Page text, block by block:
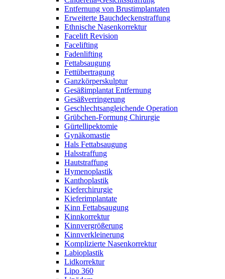
Entfernung von Brustimplantaten
Erweiterte Bauchdeckenstraffung
Ethnische Nasenkorrektur
Facelift Revision
Facelifting
Fadenlifting
Fettabsaugung
Fettübertragung
Ganzkörperskulptur
Gesäßimplantat Entfernung
Gesäßverringerung
Geschlechtsangleichende Operation
Grübchen-Formung Chirurgie
Gürtellipektomie
Gynäkomastie
Hals Fettabsaugung
Halsstraffung
Hautstraffung
Hymenoplastik
Kanthoplastik
Kieferchirurgie
Kieferimplantate
Kinn Fettabsaugung
Kinnkorrektur
Kinnvergrößerung
Kinnverkleinerung
Komplizierte Nasenkorrektur
Labioplastik
Lidkorrektur
Lipo 360